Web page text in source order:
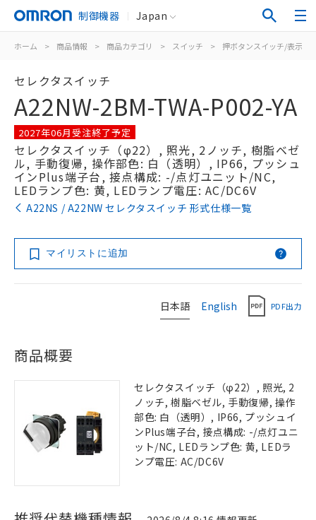
制御機器 Japan
ホーム > 商品情報 > 商品カテゴリ > スイッチ > 押ボタンスイッチ/表示灯
セレクタスイッチ
A22NW-2BM-TWA-P002-YA
2027年06月受注終了予定
セレクタスイッチ（φ22）, 照光, 2ノッチ, 樹脂ベゼ
ル, 手動復帰, 操作部色: 白（透明）, IP66, プッシュ
インPlus端子台, 接点構成: -/点灯ユニット/NC,
LEDランプ色: 黄, LEDランプ電圧: AC/DC6V
A22NS / A22NW セレクタスイッチ 形式仕様一覧
マイリストに追加
日本語 English PDF出力
商品概要
セレクタスイッチ（φ22）, 照光, 2
ノッチ, 樹脂ベゼル, 手動復帰, 操作
部色: 白（透明）, IP66, プッシュイ
ンPlus端子台, 接点構成: -/点灯ユニ
ット/NC, LEDランプ色: 黄, LEDラ
ンプ電圧: AC/DC6V